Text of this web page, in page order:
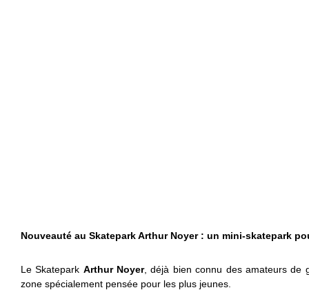
Nouveauté au Skatepark Arthur Noyer : un mini-skatepark
Le Skatepark Arthur Noyer, déjà bien connu des amateurs de
zone spécialement pensée pour les plus jeunes.